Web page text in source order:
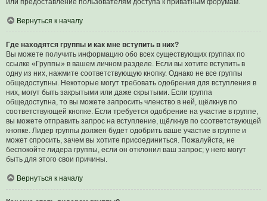
или предоставление пользователям доступа к приватным форумам.
Вернуться к началу
Где находятся группы и как мне вступить в них?
Вы можете получить информацию обо всех существующих группах по
ссылке «Группы» в вашем личном разделе. Если вы хотите вступить в
одну из них, нажмите соответствующую кнопку. Однако не все группы
общедоступны. Некоторые могут требовать одобрения для вступления в
них, могут быть закрытыми или даже скрытыми. Если группа
общедоступна, то вы можете запросить членство в ней, щёлкнув по
соответствующей кнопке. Если требуется одобрение на участие в группе,
вы можете отправить запрос на вступление, щёлкнув по соответствующей
кнопке. Лидер группы должен будет одобрить ваше участие в группе и
может спросить, зачем вы хотите присоединиться. Пожалуйста, не
беспокойте лидера группы, если он отклонил ваш запрос; у него могут
быть для этого свои причины.
Вернуться к началу